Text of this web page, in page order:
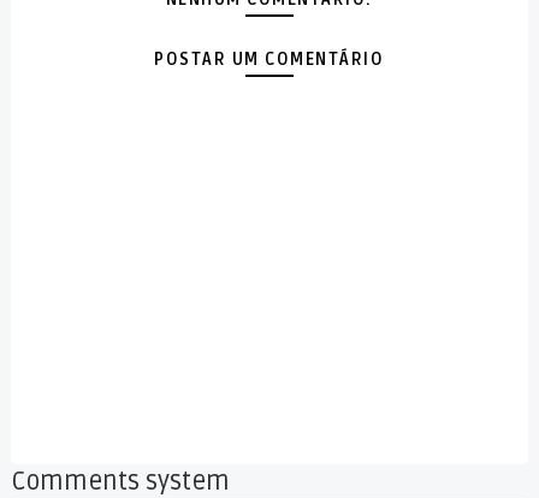
POSTAR UM COMENTÁRIO
Comments system